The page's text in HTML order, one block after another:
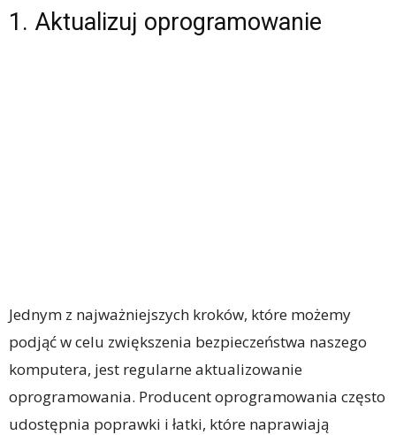
1. Aktualizuj oprogramowanie
Jednym z najważniejszych kroków, które możemy
podjąć w celu zwiększenia bezpieczeństwa naszego
komputera, jest regularne aktualizowanie
oprogramowania. Producent oprogramowania często
udostępnia poprawki i łatki, które naprawiają